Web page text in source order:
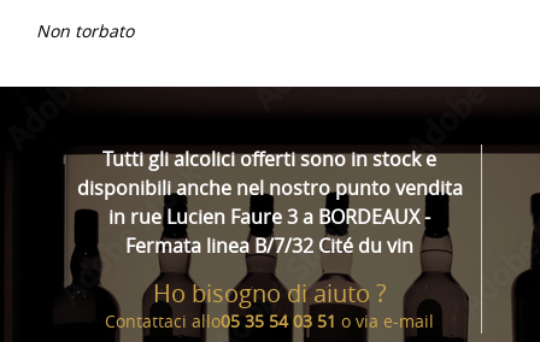
Non torbato
Tutti gli alcolici offerti sono in stock e
disponibili anche nel nostro punto vendita
in rue Lucien Faure 3 a BORDEAUX -
Fermata linea B/7/32 Cité du vin
Ho bisogno di aiuto ?
Contattaci allo05 35 54 03 51 o via e-mail